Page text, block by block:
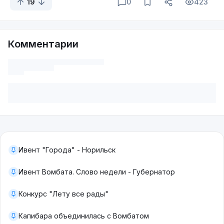
19 0 423
Комментарии
Ивент "Города" - Норильск
Ивент Вомбата. Слово недели - Губернатор
Конкурс "Лету все рады"
Капибара объединилась с Вомбатом